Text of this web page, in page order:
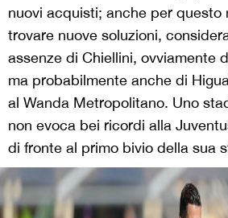
nuovi acquisti; anche per questo
trovare nuove soluzioni,
assenze di Chiellini, ovviamente
ma probabilmente anche di
al Wanda Metropolitano. Uno
non evoca bei ricordi alla
di fronte al primo bivio della sua